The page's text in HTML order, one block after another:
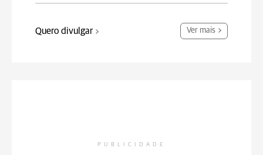
Quero divulgar Ver mais
PUBLICIDADE